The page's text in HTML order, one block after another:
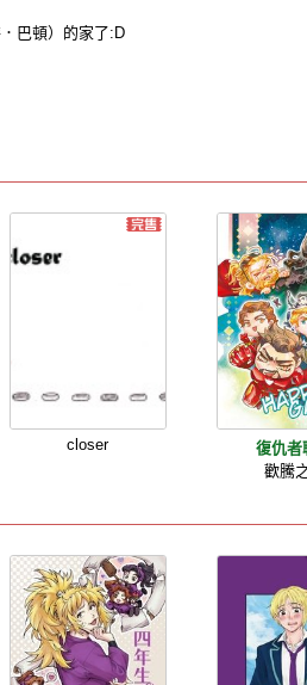
巴頓）的家了:D
closer
復仇者
歡騰